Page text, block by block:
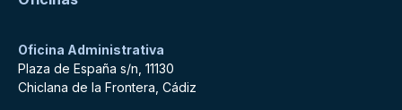
Oficina Administrativa
Plaza de España s/n, 11130
Chiclana de la Frontera, Cádiz